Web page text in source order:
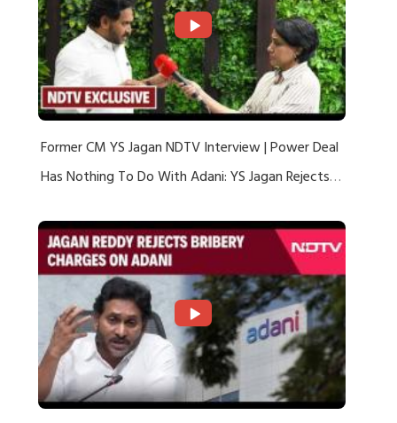
Former CM YS Jagan NDTV Interview | Power Deal
Has Nothing To Do With Adani: YS Jagan Rejects